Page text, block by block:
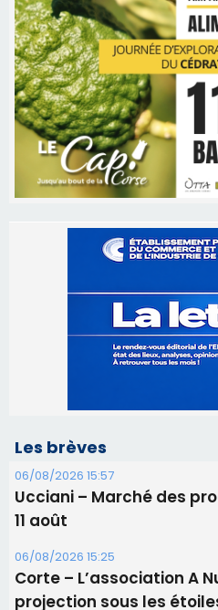
06/08/2026 15:57
Ucciani – Marché des
Corte – L’association A
projection sous les étoiles
06/08/2026 15:04
Alata - Soirée Tango
Benedetto
05/08/2026 09:53
Biguglia : messe de la
procession le 14 août